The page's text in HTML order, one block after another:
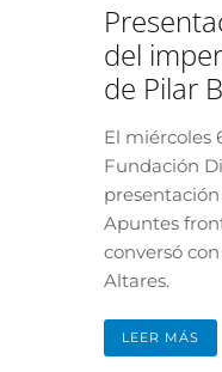
del
de Pilar
El miércoles
Fundación
Apuntes
conversó
Altares.
LEER MÁS